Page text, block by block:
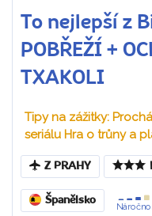
To nejlepší z
POBŘEŽÍ +
TXAKOLI
Tipy na zážitky:
seriálu Hra o trůny a
Z PRAHY
Španělsko